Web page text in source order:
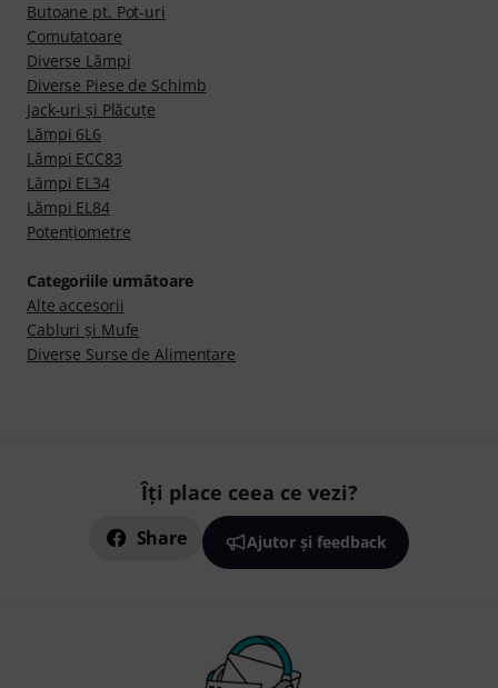
Butoane pt. Pot-uri
Comutatoare
Diverse Lămpi
Diverse Piese de Schimb
Jack-uri şi Plăcuţe
Lămpi 6L6
Lămpi ECC83
Lămpi EL34
Lămpi EL84
Potenţiometre
Categoriile următoare
Alte accesorii
Cabluri şi Mufe
Diverse Surse de Alimentare
Îți place ceea ce vezi?
Share Ajutor și feedback